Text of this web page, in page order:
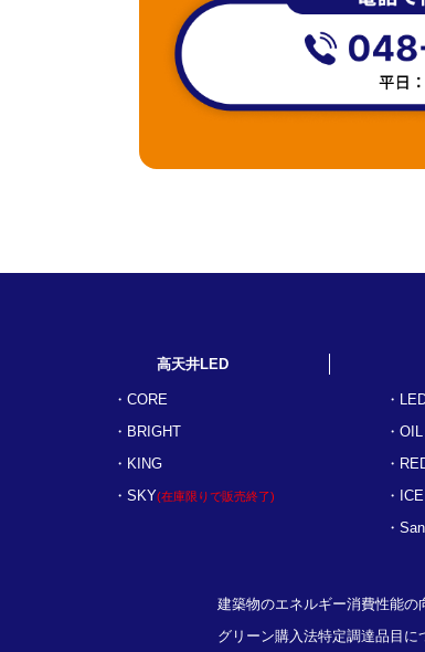
高天井LED
CORE
BRIGHT
KING
SKY(在庫限りで販売終了)
OIL
建築物のエネルギー消費性能の
グリーン購入法特定調達品目に